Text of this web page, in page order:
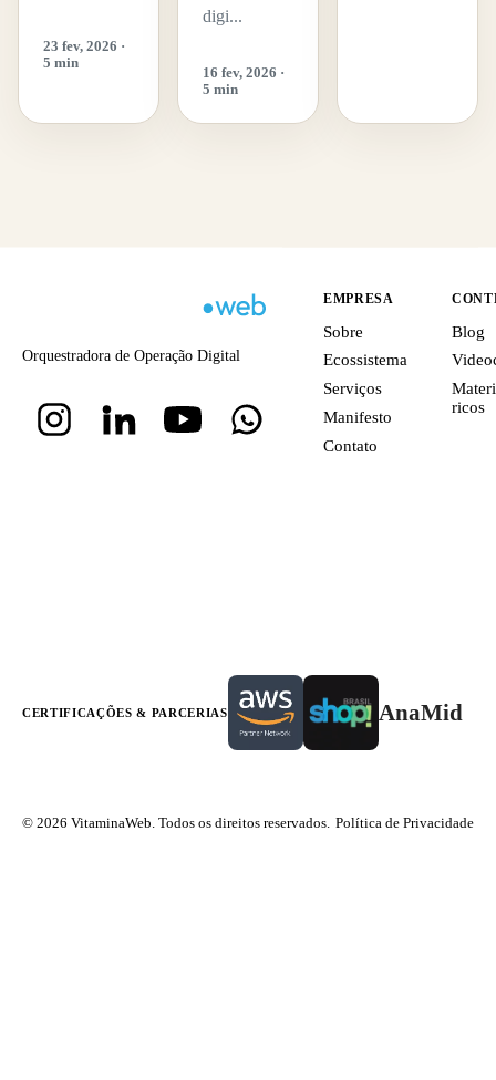
23 fev, 2026 ·
5 min
digi...
16 fev, 2026 ·
5 min
Orquestradora de Operação Digital
EMPRESA
Sobre
Ecossistema
Serviços
Manifesto
Contato
Blog
ricos
CERTIFICAÇÕES & PARCERIAS AnaMid
© 2026 VitaminaWeb. Todos os direitos reservados. Política de Privacidade